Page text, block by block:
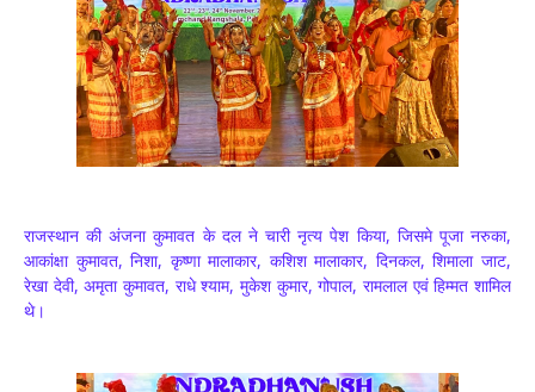
राजस्थान की अंजना कुमावत के दल ने चारी नृत्य पेश किया, जिसमे पूजा नरुका,
आकांक्षा कुमावत, निशा, कृष्णा मालाकार, कशिश मालाकार, दिनकल, शिमाला जाट,
रेखा देवी, अमृता कुमावत, राधे श्याम, मुकेश कुमार, गोपाल, रामलाल एवं हिम्मत शामिल
थे।